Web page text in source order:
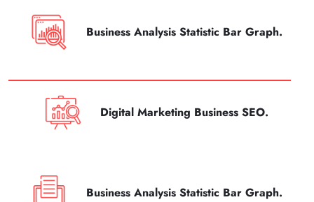
Business Analysis Statistic Bar Graph.
Digital Marketing Business SEO.
Business Analysis Statistic Bar Graph.